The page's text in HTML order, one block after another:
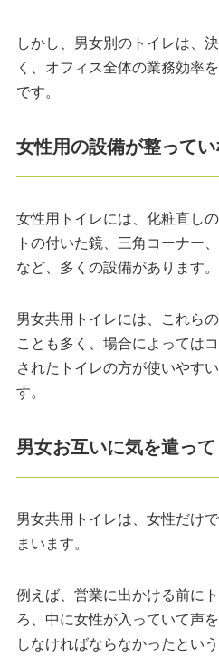
しかし、男女別のトイレは、
く、オフィス全体の業務効率
です。
女性用の設備が整って
女性用トイレには、化粧直し
トの付いた鏡、三角コーナー
など、多くの設備があります。
男女共用トイレには、これら
ことも多く、場合によっては
されたトイレの方が使いやす
す。
男女お互いに気を遣って
男女共用トイレは、女性だけ
まいます。
例えば、営業に出かける前に
ろ、中に女性が入っていて声
しなければならなかったとい